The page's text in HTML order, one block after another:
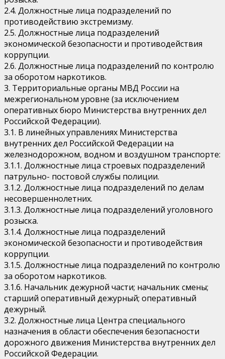
2.4. Должностные лица подразделений по
противодействию экстремизму.
2.5. Должностные лица подразделений
экономической безопасности и противодействия
коррупции.
2.6. Должностные лица подразделений по контролю
за оборотом наркотиков.
3. Территориальные органы МВД России на
межрегиональном уровне (за исключением
оперативных бюро Министерства внутренних дел
Российской Федерации).
3.1. В линейных управлениях Министерства
внутренних дел Российской Федерации на
железнодорожном, водном и воздушном транспорте:
3.1.1. Должностные лица строевых подразделений
патрульно- постовой службы полиции.
3.1.2. Должностные лица подразделений по делам
несовершеннолетних.
3.1.3. Должностные лица подразделений уголовного
розыска.
3.1.4. Должностные лица подразделений
экономической безопасности и противодействия
коррупции.
3.1.5. Должностные лица подразделений по контролю
за оборотом наркотиков.
3.1.6. Начальник дежурной части; начальник смены;
старший оперативный дежурный; оперативный
дежурный.
3.2. Должностные лица Центра специального
назначения в области обеспечения безопасности
дорожного движения Министерства внутренних дел
Российской Федерации.